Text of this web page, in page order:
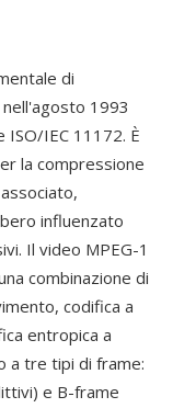
di
1993
ISO/IEC 11172. È
la compressione
influenzato
Il video MPEG-1
combinazione di
codifica a
entropica a
a tre tipi di frame:
e B-frame